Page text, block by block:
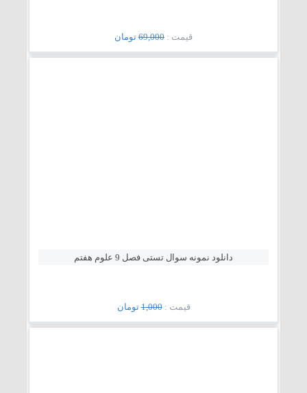
قيمت : 69,000تومان
دانلود نمونه سوال تستی فصل 9 علوم هفتم
قيمت :1,000تومان